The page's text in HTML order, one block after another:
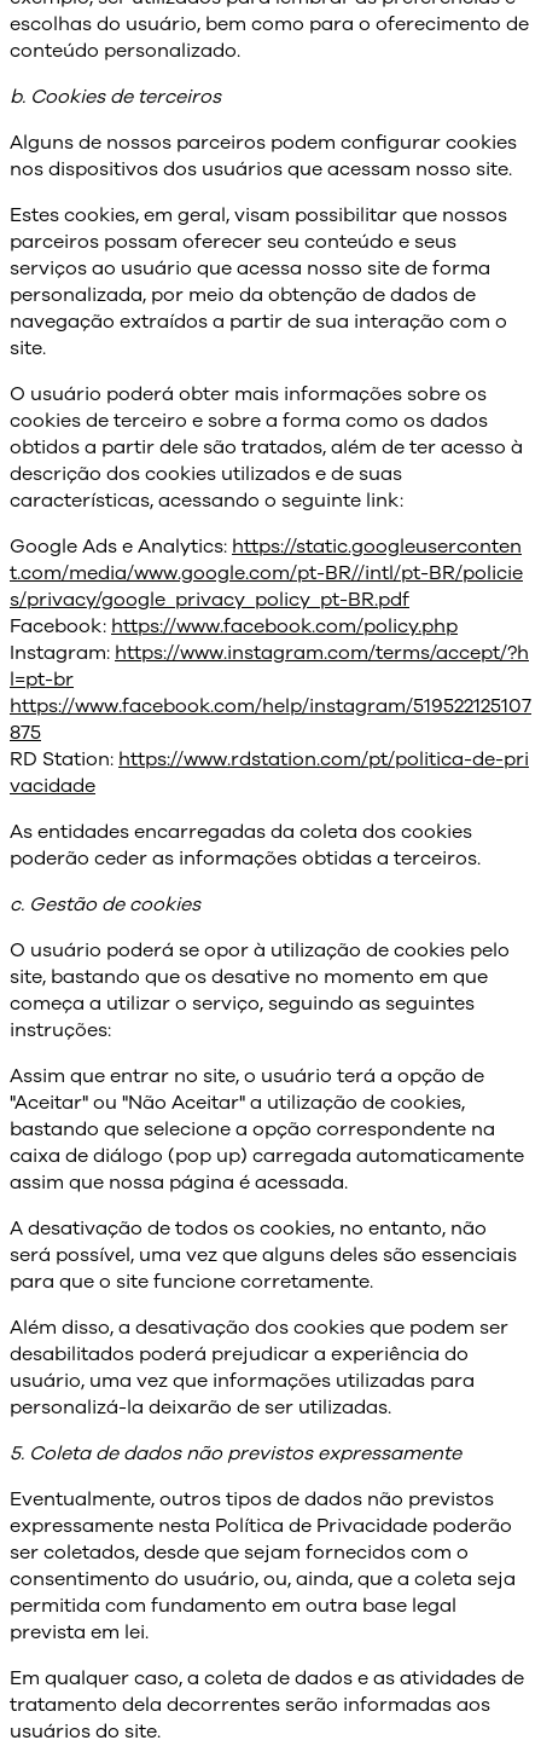
escolhas do usuário, bem como para o oferecimento de
conteúdo personalizado.
b. Cookies de terceiros
Alguns de nossos parceiros podem configurar cookies
nos dispositivos dos usuários que acessam nosso site.
Estes cookies, em geral, visam possibilitar que nossos
parceiros possam oferecer seu conteúdo e seus
serviços ao usuário que acessa nosso site de forma
personalizada, por meio da obtenção de dados de
navegação extraídos a partir de sua interação com o
site.
O usuário poderá obter mais informações sobre os
cookies de terceiro e sobre a forma como os dados
obtidos a partir dele são tratados, além de ter acesso à
descrição dos cookies utilizados e de suas
características, acessando o seguinte link:
Google Ads e Analytics: https://static.googleuserconten
t.com/media/www.google.com/pt-BR//intl/pt-BR/policie
s/privacy/google_privacy_policy_pt-BR.pdf
Facebook: https://www.facebook.com/policy.php
Instagram: https://www.instagram.com/terms/accept/?h
l=pt-br
https://www.facebook.com/help/instagram/519522125107
875
RD Station: https://www.rdstation.com/pt/politica-de-pri
vacidade
As entidades encarregadas da coleta dos cookies
poderão ceder as informações obtidas a terceiros.
c. Gestão de cookies
O usuário poderá se opor à utilização de cookies pelo
site, bastando que os desative no momento em que
começa a utilizar o serviço, seguindo as seguintes
instruções:
Assim que entrar no site, o usuário terá a opção de
"Aceitar" ou "Não Aceitar" a utilização de cookies,
bastando que selecione a opção correspondente na
caixa de diálogo (pop up) carregada automaticamente
assim que nossa página é acessada.
A desativação de todos os cookies, no entanto, não
será possível, uma vez que alguns deles são essenciais
para que o site funcione corretamente.
Além disso, a desativação dos cookies que podem ser
desabilitados poderá prejudicar a experiência do
usuário, uma vez que informações utilizadas para
personalizá-la deixarão de ser utilizadas.
5. Coleta de dados não previstos expressamente
Eventualmente, outros tipos de dados não previstos
expressamente nesta Política de Privacidade poderão
ser coletados, desde que sejam fornecidos com o
consentimento do usuário, ou, ainda, que a coleta seja
permitida com fundamento em outra base legal
prevista em lei.
Em qualquer caso, a coleta de dados e as atividades de
tratamento dela decorrentes serão informadas aos
usuários do site.